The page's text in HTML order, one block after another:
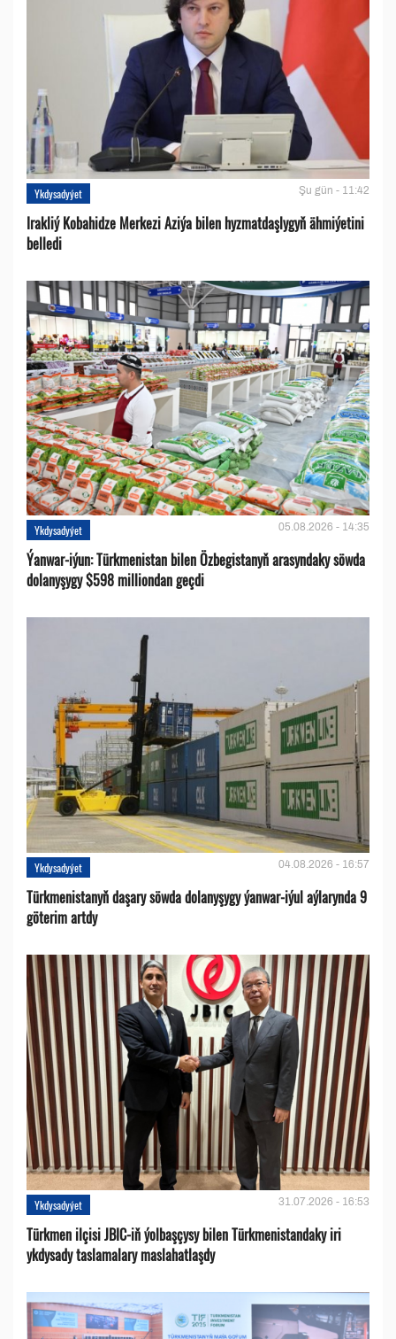
Ykdysadyýet Şu gün - 11:42
Irakliý Kobahidze Merkezi Aziýa bilen hyzmatdaşlygyň ähmiýetini
belledi
Ykdysadyýet 05.08.2026 - 14:35
Ýanwar-iýun: Türkmenistan bilen Özbegistanyň arasyndaky söwda
dolanyşygy $598 milliondan geçdi
Ykdysadyýet 04.08.2026 - 16:57
Türkmenistanyň daşary söwda dolanyşygy ýanwar-iýul aýlarynda 9
göterim artdy
Ykdysadyýet 31.07.2026 - 16:53
Türkmen ilçisi JBIC-iň ýolbaşçysy bilen Türkmenistandaky iri
ykdysady taslamalary maslahatlaşdy